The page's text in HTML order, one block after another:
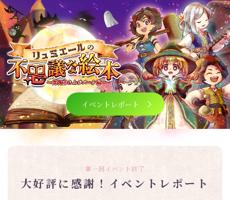
イベントレポート
第一回イベント終了
大好評に感謝！イベントレポート